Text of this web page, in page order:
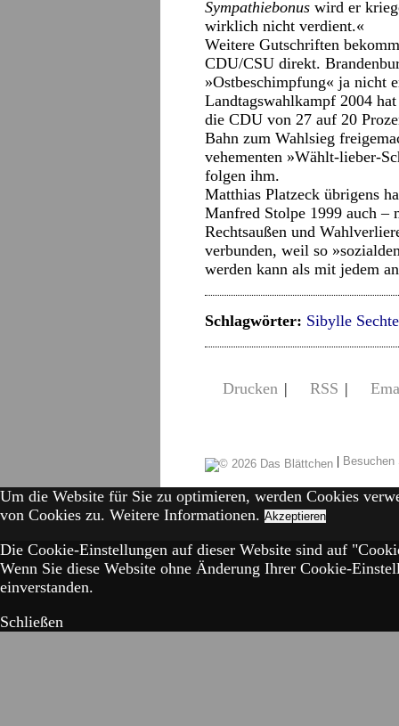
Sympathiebonus wird er
wirklich nicht verdient.«
Weitere Gutschriften
CDU/CSU direkt.
»Ostbeschimpfung« ja nicht
Landtagswahlkampf 2004
die CDU von 27 auf 20
Bahn zum Wahlsieg
vehementen »Wählt-lieber-
folgen ihm.
Matthias Platzeck übrigens
Manfred Stolpe 1999 auch
Rechtsaußen und
verbunden, weil so
werden kann als mit jedem
Schlagwörter: Sibylle
Drucken | RSS |
|
Um die Website für Sie zu optimieren, werden Cookies
von Cookies zu. Weitere Informationen. Akzeptieren
Die Cookie-Einstellungen auf dieser Website sind auf
Wenn Sie diese Website ohne Änderung Ihrer Cookie-
einverstanden.
Schließen